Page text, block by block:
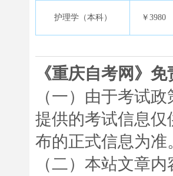
护理学（本科） ￥3980
《重庆自考网》免
（一）由于考试
提供的考试信息
布的正式信息为准
（二）本站文章